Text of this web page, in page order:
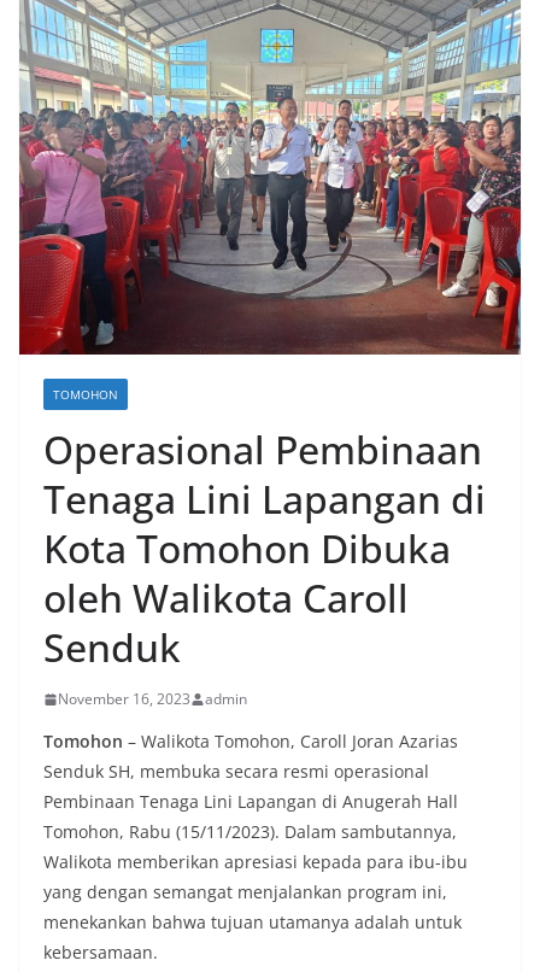
TOMOHON
Operasional Pembinaan
Tenaga Lini Lapangan di
Kota Tomohon Dibuka
oleh Walikota Caroll
Senduk
November 16, 2023 admin
Tomohon – Walikota Tomohon, Caroll Joran Azarias
Senduk SH, membuka secara resmi operasional
Pembinaan Tenaga Lini Lapangan di Anugerah Hall
Tomohon, Rabu (15/11/2023). Dalam sambutannya,
Walikota memberikan apresiasi kepada para ibu-ibu
yang dengan semangat menjalankan program ini,
menekankan bahwa tujuan utamanya adalah untuk
kebersamaan.